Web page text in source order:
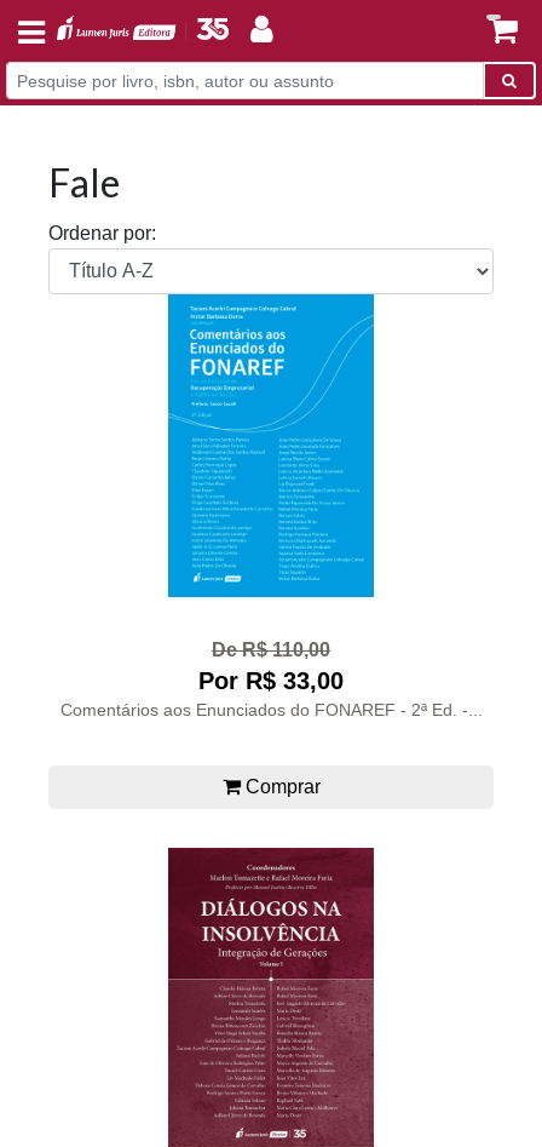
Fale
Ordenar por:
De R$ 110,00
Por R$ 33,00
Comentários aos Enunciados do FONAREF - 2ª Ed. -...
Comprar